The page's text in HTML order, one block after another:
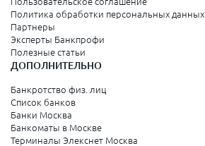
Политика обработки персональных данных
Партнеры
Эксперты Банкпрофи
Полезные статьи
ДОПОЛНИТЕЛЬНО
Банкротство физ. лиц
Список банков
Банки Москва
Банкоматы в Москве
Терминалы Элекснет Москва